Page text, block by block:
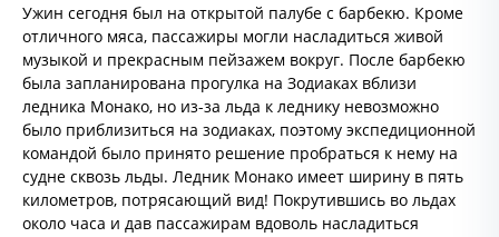
Ужин сегодня был на открытой палубе с барбекю. Кроме
отличного мяса, пассажиры могли насладиться живой
музыкой и прекрасным пейзажем вокруг. После барбекю
была запланирована прогулка на Зодиаках вблизи
ледника Монако, но из-за льда к леднику невозможно
было приблизиться на зодиаках, поэтому экспедиционной
командой было принято решение пробраться к нему на
судне сквозь льды. Ледник Монако имеет ширину в пять
километров, потрясающий вид! Покрутившись во льдах
около часа и дав пассажирам вдоволь насладиться